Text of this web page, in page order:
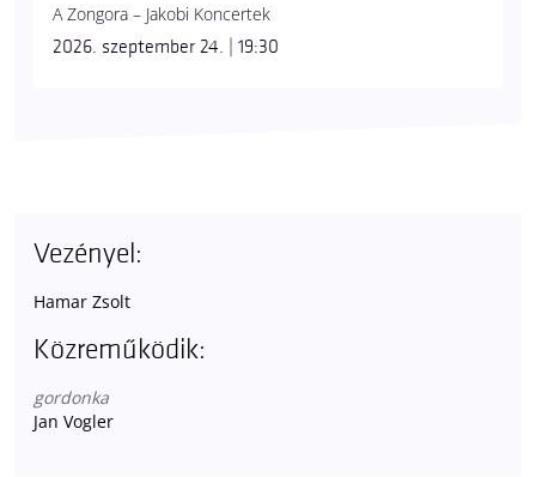
A Zongora – Jakobi Koncertek
2026. szeptember 24. | 19:30
Vezényel:
Hamar Zsolt
Közreműködik:
gordonka
Jan Vogler